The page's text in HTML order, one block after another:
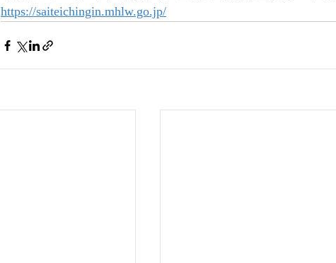
https://saiteichingin.mhlw.go.jp/